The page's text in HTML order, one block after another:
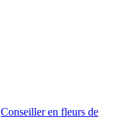
Conseiller en fleurs de